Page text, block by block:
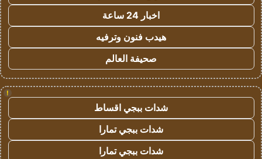
اخبار 24 ساعة
هيدب فنون وترفيه
صحيفة العالم
!
شدات ببجي اقساط
شدات ببجي تمارا
شدات ببجي تمارا